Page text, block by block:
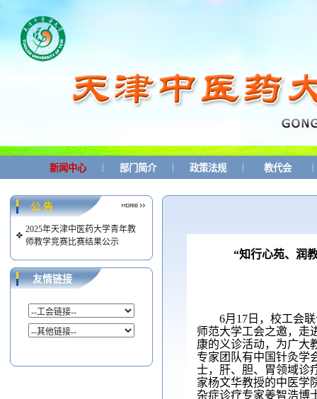
新闻中心 部门简介 政策法规 教代会
公 告
2025年天津中医药大学青年教
师教学竞赛比赛结果公示
友情链接
“知行心苑、润
6月17日，校工会
师范大学工会之邀， 走
康的义诊活动，为广大
专家团队有中国针灸学
士，肝、胆、胃领域诊
家杨文华教授的中医学
杂症诊疗专家姜智浩博